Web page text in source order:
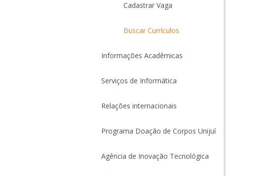
Cadastrar Vaga
Buscar Currículos
Informações Acadêmicas
Serviços de Informática
Relações internacionais
Programa Doação de Corpos Unijuí
Agência de Inovação Tecnológica